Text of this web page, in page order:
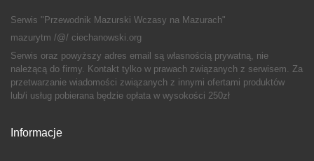
Serwis "Przewodnik Mazurski Wczasy na Mazurach"
mazurytm /@/ ciechanowski.org
Serwis oraz powyższy adres email są własnością prywatną, nie
należącą do firmy. Kontakt tylko w prawach związanych z serwisem. Za
przetwarzanie wiadomości związanych z innymi ofertami produktów
lub/i usług pobierana będzie opłata w wysokości 250zł
Informacje